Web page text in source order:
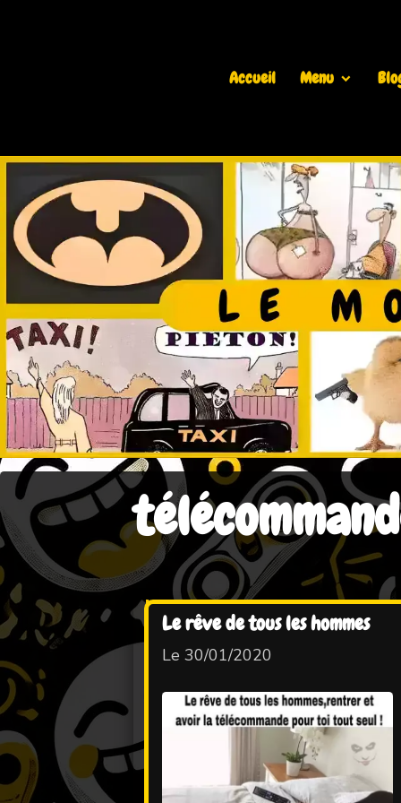
Accueil Menu
Le rêve de tous les hommes
Le 30/01/2020